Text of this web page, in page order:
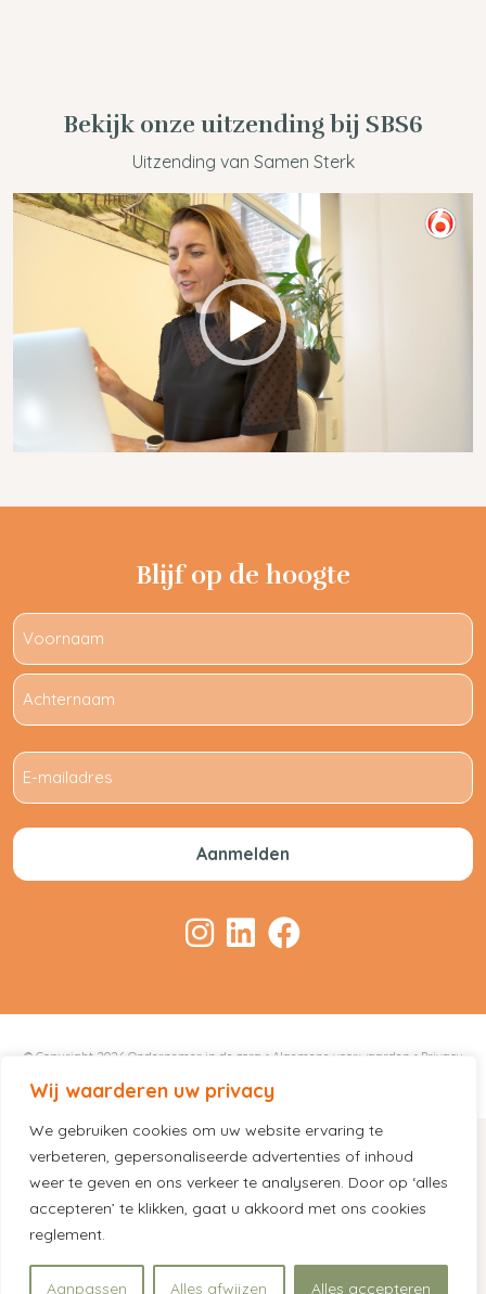
Wij waarderen uw privacy
We gebruiken cookies om uw website ervaring te
verbeteren, gepersonaliseerde advertenties of inhoud
weer te geven en ons verkeer te analyseren. Door op ‘alles
accepteren’ te klikken, gaat u akkoord met ons cookies
reglement.
Aanpassen Alles afwijzen Alles accepteren
Bekijk onze uitzending bij SBS6
Uitzending van Samen Sterk
Videospeler
Blijf op de hoogte
© Copyright 2026 Ondernemer in de zorg • Algemene voorwaarden • Privacy